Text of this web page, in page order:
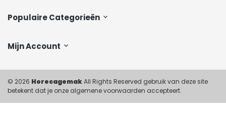
Populaire Categorieën
Mijn Account
© 2026 HorecagemakAll Rights Reserved gebruik van deze site
betekent dat je onze algemene voorwaarden accepteert.